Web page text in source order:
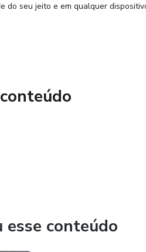
do seu jeito e em qualquer
conteúdo